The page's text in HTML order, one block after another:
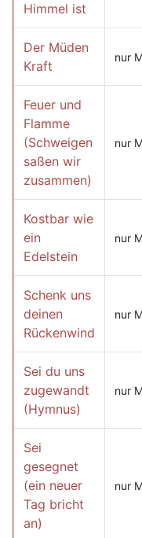
Himmel ist
Der Müden
Kraft
nur
Feuer und
Flamme
(Schweigen
saßen wir
zusammen)
nur
Kostbar wie
ein
Edelstein
nur
Schenk uns
deinen
Rückenwind
nur
Sei du uns
zugewandt
(Hymnus)
nur
Sei
gesegnet
(ein neuer
Tag bricht
an)
nur